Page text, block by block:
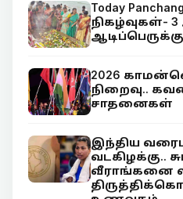
Today
நிகழ்வுகள்-
ஆடிப்பெருக்கு
2026
நிறைவு..
சாதனைகள்
இந்திய
வடகிழக்கு..
வீராங்கனை